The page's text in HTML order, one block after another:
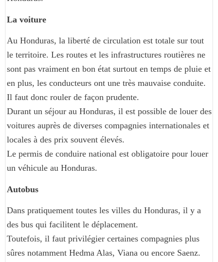
La voiture
Au Honduras, la liberté de circulation est totale sur tout
le territoire. Les routes et les infrastructures routières ne
sont pas vraiment en bon état surtout en temps de pluie et
en plus, les conducteurs ont une très mauvaise conduite.
Il faut donc rouler de façon prudente.
Durant un séjour au Honduras, il est possible de louer des
voitures auprès de diverses compagnies internationales et
locales à des prix souvent élevés.
Le permis de conduire national est obligatoire pour louer
un véhicule au Honduras.
Autobus
Dans pratiquement toutes les villes du Honduras, il y a
des bus qui facilitent le déplacement.
Toutefois, il faut privilégier certaines compagnies plus
sûres notamment Hedma Alas, Viana ou encore Saenz.